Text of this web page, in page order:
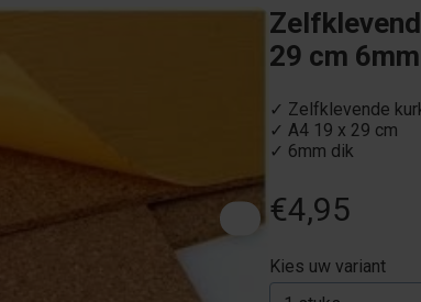
29 cm
✓ Zelfklevende
✓ A4 19 x 29 cm
✓ 6mm dik
€4,95
Kies uw variant